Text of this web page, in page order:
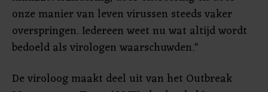
onze manier van leven virussen steeds vaker
overspringen. Iedereen weet nu wat altijd wordt
bedoeld als virologen waarschuwden."
De viroloog maakt deel uit van het Outbreak